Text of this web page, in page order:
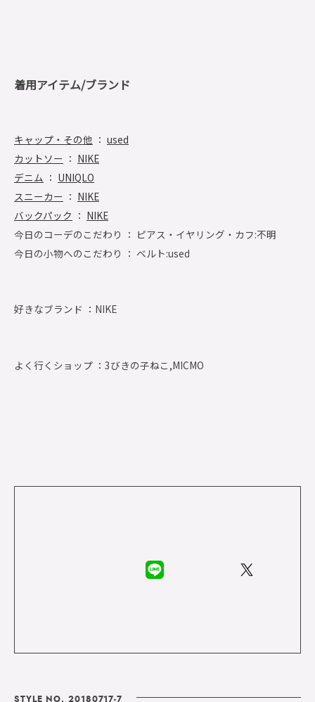
着用アイテム/ブランド
キャップ・その他 ： used
カットソー ： NIKE
デニム ： UNIQLO
スニーカー ： NIKE
バックパック ： NIKE
今日のコーデのこだわり ： ピアス・イヤリング・カフ:不明
今日の小物へのこだわり ： ベルト:used
好きなブランド ： NIKE
よく行くショップ ： 3びきの子ねこ,MICMO
STYLE NO. 20180717-7